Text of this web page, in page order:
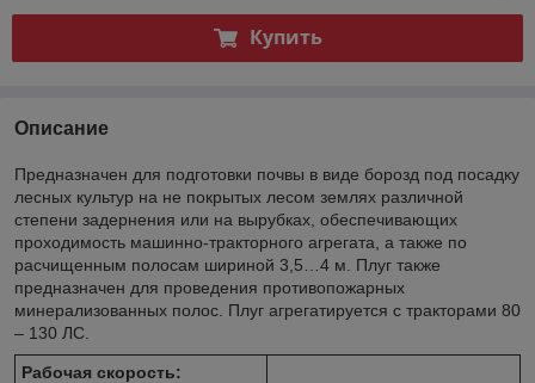
Купить
Описание
Предназначен для подготовки почвы в виде борозд под посадку
лесных культур на не покрытых лесом землях различной
степени задернения или на вырубках, обеспечивающих
проходимость машинно-тракторного агрегата, а также по
расчищенным полосам шириной 3,5…4 м. Плуг также
предназначен для проведения противопожарных
минерализованных полос. Плуг агрегатируется с тракторами 80
– 130 ЛС.
Рабочая скорость: